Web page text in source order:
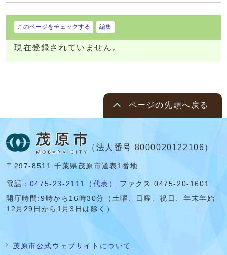
このページをチェックする 編集
現在登録されていません。
ページの先頭へ戻る
（法人番号 8000020122106）
〒297-8511 千葉県茂原市道表1番地
電話： 0475-23-2111（代表）
ファクス:0475-20-1601
開庁時間:9時から16時30分（土曜、日曜、祝日、年末年始
12月29日から1月3日は除く）
茂原市公式ウェブサイトについて